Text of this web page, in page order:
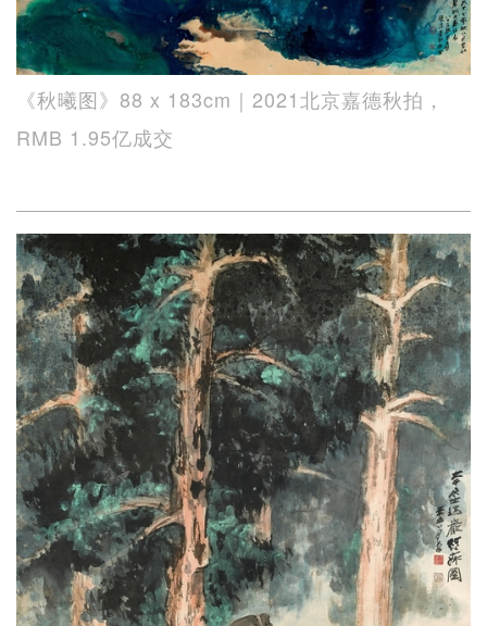
《秋曦图》88 x 183cm｜2021北京嘉德秋拍，
RMB 1.95亿成交